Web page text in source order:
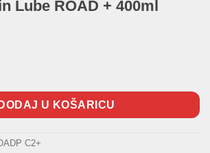
Lube ROAD + 400ml
ROAD + 400ml količina
DODAJ U KOŠARICU
C2+